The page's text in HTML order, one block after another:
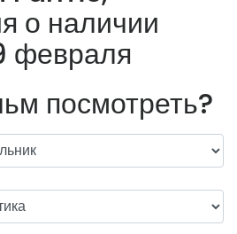
о наличии
февраля
посмотреть?